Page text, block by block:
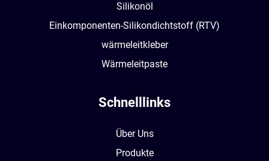
Silikonöl
Einkomponenten-Silikondichtstoff (RTV)
wärmeleitkleber
Wärmeleitpaste
Schnelllinks
Über Uns
Produkte